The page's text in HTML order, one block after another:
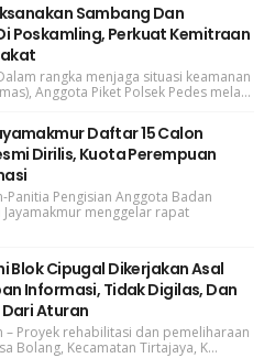
Sambang Dan
Poskamling, Perkuat Kemitraan
rangka menjaga situasi keamanan
Anggota Piket Polsek Pedes mela...
Daftar 15 Calon
Dirilis, Kuota Perempuan
Panitia Pengisian Anggota Badan
Jayamakmur menggelar rapat
Blok Cipugal Dikerjakan Asal
Informasi, Tidak Digilas, Dan
Aturan
– Proyek rehabilitasi dan pemeliharaan
Bolang, Kecamatan Tirtajaya, K...